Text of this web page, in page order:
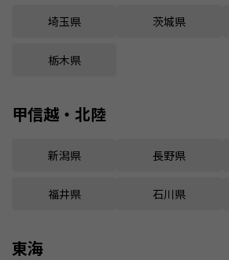
埼玉県 茨城県
栃木県
甲信越・北陸
新潟県 長野県
福井県 石川県
東海